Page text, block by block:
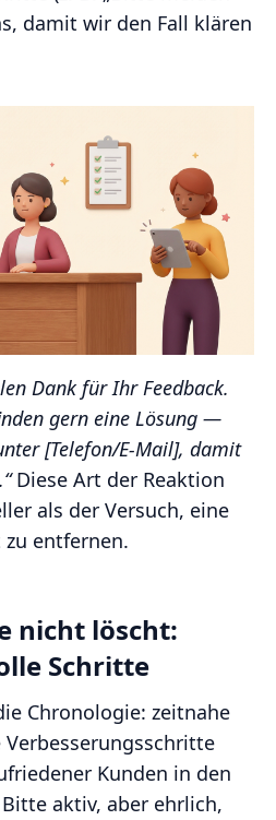
damit wir den Fall klären
Dank für Ihr Feedback.
gern eine Lösung —
[Telefon/E-Mail], damit
Diese Art der Reaktion
als der Versuch, eine
entfernen.
nicht löscht:
Schritte
Chronologie: zeitnahe
Kunden in den
aktiv, aber ehrlich,